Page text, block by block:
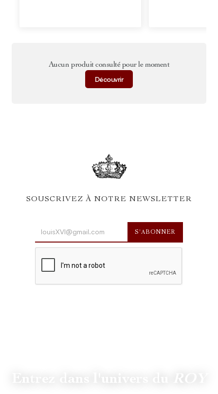
Aucun produit consulté pour le moment
Découvrir
SOUSCRIVEZ À NOTRE NEWSLETTER
ROY